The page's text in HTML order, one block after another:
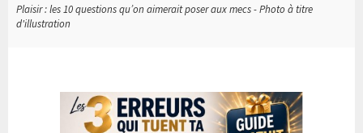
Plaisir : les 10 questions qu’on aimerait poser aux mecs - Photo à titre
d'illustration